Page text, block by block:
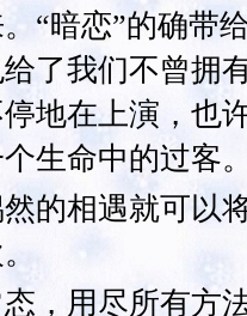
“暗恋”的确带
了我们不曾拥
地在上演，也
生命中的过客
相遇就可以
用尽所有方